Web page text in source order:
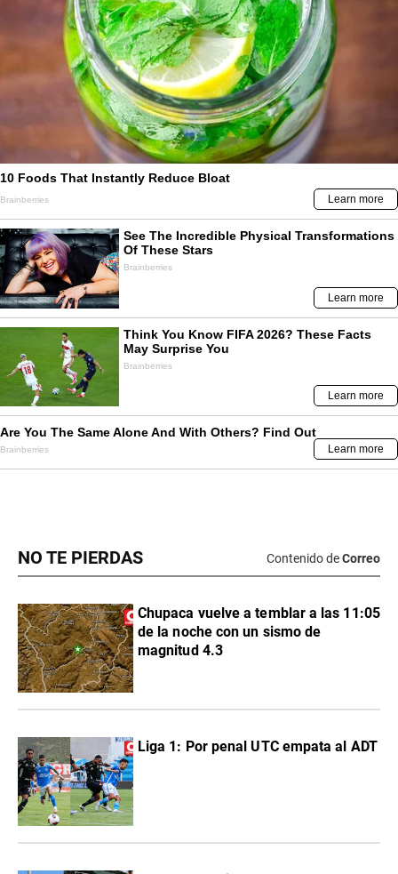
NO TE PIERDAS Contenido deCorreo
Chupaca vuelve a temblar a las 11:05
de la noche con un sismo de
magnitud 4.3
Liga 1: Por penal UTC empata al ADT